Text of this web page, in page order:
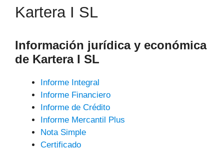
Kartera I SL
Información jurídica y económica
de Kartera I SL
Informe Integral
Informe Financiero
Informe de Crédito
Informe Mercantil Plus
Nota Simple
Certificado